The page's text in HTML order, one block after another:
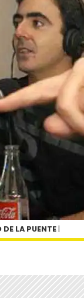
LA PUENTE |